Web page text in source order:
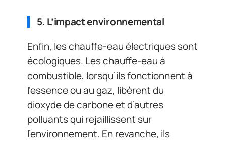
5. L’impact environnemental
Enfin, les chauffe-eau électriques sont
écologiques. Les chauffe-eau à
combustible, lorsqu’ils fonctionnent à
l’essence ou au gaz, libèrent du
dioxyde de carbone et d’autres
polluants qui rejaillissent sur
l’environnement. En revanche, ils